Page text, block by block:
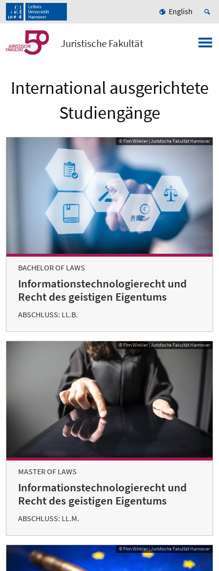
English
Juristische Fakultät
International ausgerichtete
Studiengänge
© Finn Winkler | Juristische Fakultät Hannover
BACHELOR OF LAWS
Informationstechnologierecht und
Recht des geistigen Eigentums
ABSCHLUSS: LL.B.
© Finn Winkler | Juristische Fakultät Hannover
MASTER OF LAWS
Informationstechnologierecht und
Recht des geistigen Eigentums
ABSCHLUSS: LL.M.
© Finn Winkler | Juristische Fakultät Hannover